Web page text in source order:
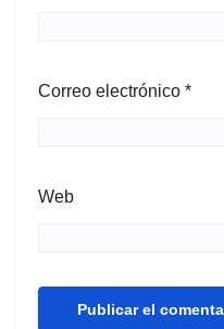
Correo electrónico *
Web